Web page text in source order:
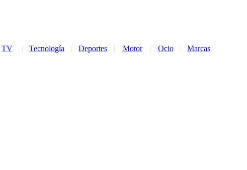
TV | Tecnología | Deportes | Motor | Ocio |
Marcas